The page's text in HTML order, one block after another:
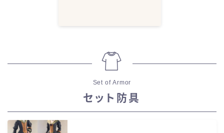
Set of Armor
セット防具